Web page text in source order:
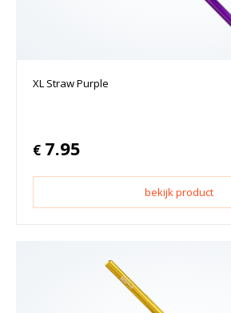
XL Straw Purple
€ 7.95
bekijk product